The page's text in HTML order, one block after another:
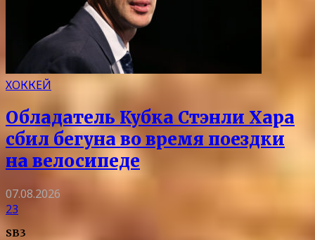
ХОККЕЙ
Обладатель Кубка Стэнли Хара
сбил бегуна во время поездки
на велосипеде
07.08.2026
23
SB3